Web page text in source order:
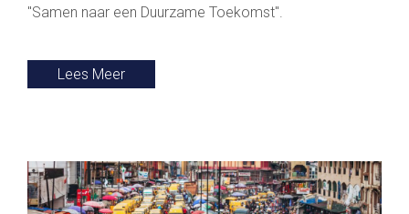
"Samen naar een Duurzame Toekomst".
Lees Meer